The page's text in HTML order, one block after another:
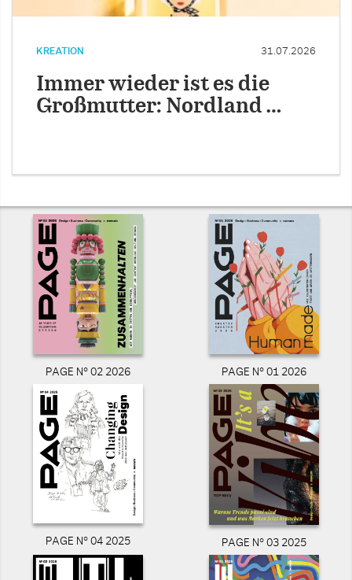
KREATION 31.07.2026
Immer wieder ist es die
Großmutter: Nordland …
PAGE N° 02 2026 PAGE N° 01 2026
PAGE N° 04 2025 PAGE N° 03 2025